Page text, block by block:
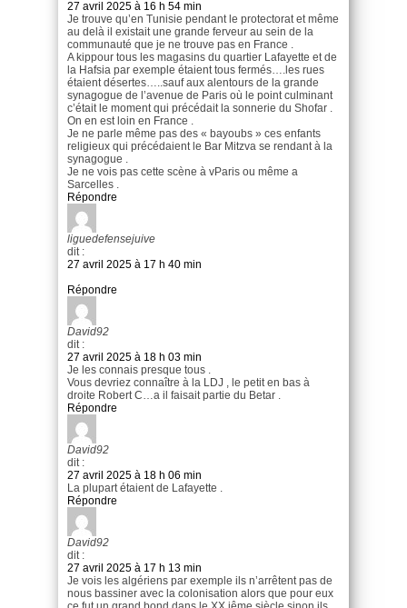
27 avril 2025 à 16 h 54 min
Je trouve qu’en Tunisie pendant le protectorat et même
au delà il existait une grande ferveur au sein de la
communauté que je ne trouve pas en France .
A kippour tous les magasins du quartier Lafayette et de
la Hafsia par exemple étaient tous fermés….les rues
étaient désertes…..sauf aux alentours de la grande
synagogue de l’avenue de Paris où le point culminant
c’était le moment qui précédait la sonnerie du Shofar .
On en est loin en France .
Je ne parle même pas des « bayoubs » ces enfants
religieux qui précédaient le Bar Mitzva se rendant à la
synagogue .
Je ne vois pas cette scène à vParis ou même a
Sarcelles .
Répondre
liguedefensejuive
dit :
27 avril 2025 à 17 h 40 min
Répondre
David92
dit :
27 avril 2025 à 18 h 03 min
Je les connais presque tous .
Vous devriez connaître à la LDJ , le petit en bas à
droite Robert C…a il faisait partie du Betar .
Répondre
David92
dit :
27 avril 2025 à 18 h 06 min
La plupart étaient de Lafayette .
Répondre
David92
dit :
27 avril 2025 à 17 h 13 min
Je vois les algériens par exemple ils n’arrêtent pas de
nous bassiner avec la colonisation alors que pour eux